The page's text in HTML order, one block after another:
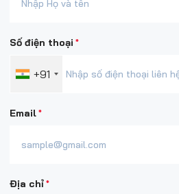
Email*
Số điện thoại *
+91
Địa chỉ*